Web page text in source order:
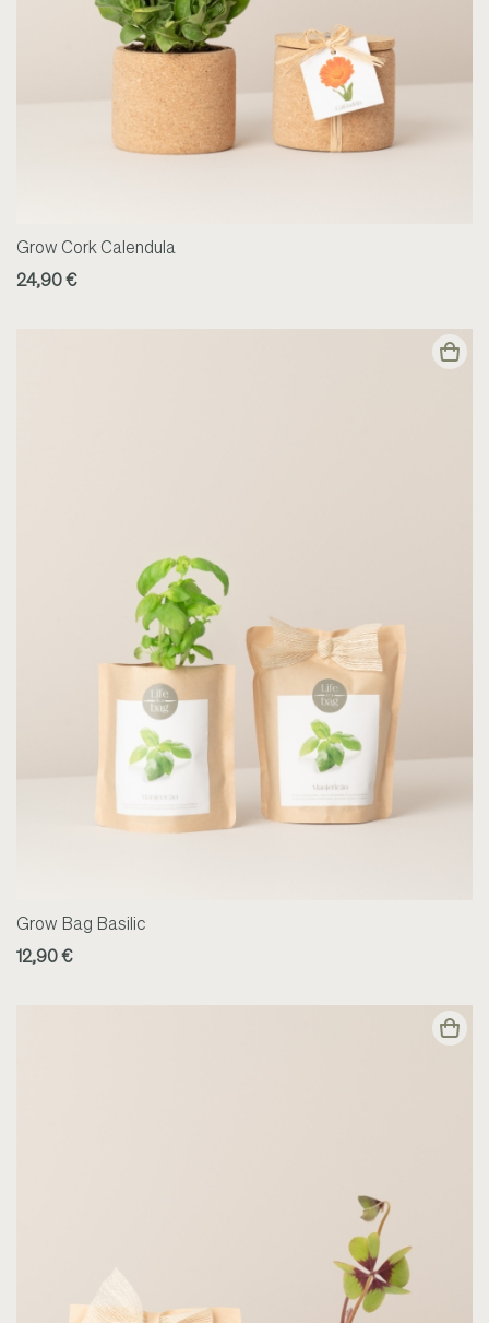
Grow Cork Calendula
24,90 €
Grow Bag Basilic
12,90 €